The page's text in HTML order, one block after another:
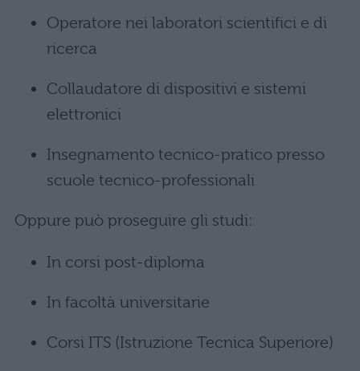
Operatore nei laboratori scientifici e di
ricerca
Collaudatore di dispositivi e sistemi
elettronici
Insegnamento tecnico-pratico presso
scuole tecnico-professionali
Oppure può proseguire gli studi:
In corsi post-diploma
In facoltà universitarie
Corsi ITS (Istruzione Tecnica Superiore)